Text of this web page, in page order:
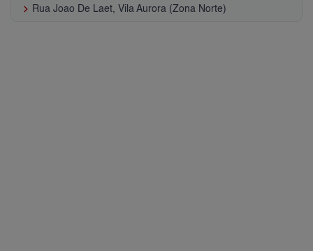
keyboard_arrow_right Rua Joao De Laet, Vila Aurora (Zona Norte)